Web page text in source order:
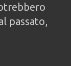
passato,